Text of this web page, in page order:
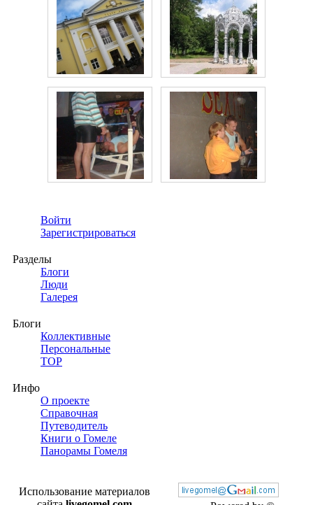
Войти
Зарегистрироваться
Разделы
Блоги
Люди
Галерея
Блоги
Коллективные
Персональные
TOP
Инфо
О проекте
Справочная
Путеводитель
Книги о Гомеле
Панорамы Гомеля
Использование материалов